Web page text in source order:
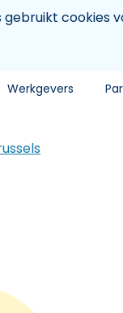
gebruikt cookies
Werkgevers